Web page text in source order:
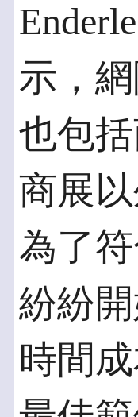
示，
也包
商展
為了
紛紛
時間